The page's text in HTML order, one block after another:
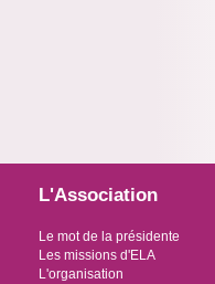
L'Association
Le mot de la présidente
Les missions d'ELA
L'organisation